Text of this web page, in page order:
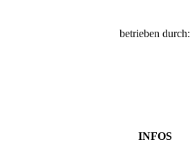
betrieben durch:
INFOS